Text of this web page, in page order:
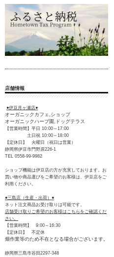
店舗情報
●伊豆月ヶ瀬店●
オーガニックカフェ,ショップ
オーガニックハーブ園,ドッグテラス
【営業時間】平日 10:00～17:00
土日祝 10:00～18:00
【定休日】 火曜日（祝日は営業）
静岡県伊豆市門野原226-1
TEL 0558-99-9982
ショップ機能は伊豆店の方が充実しております。お
買い物や商品選びをご希望のお客様は、伊豆店をご
利用ください。
●三島店（生産・出荷）●
ネット注文商品お受け取りは可能です。
店舗受け取りご希望のお客様はこちらをご確認くだ
さい。
【営業時間】 9:00～16:30
【定休日】 不定休
畑作業等のため不在となる場合がございます。
静岡県三島市谷田2297-348